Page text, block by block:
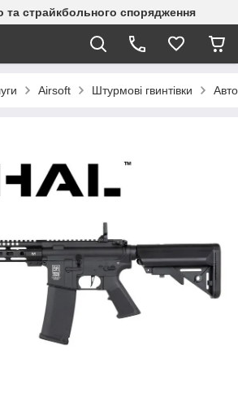
та страйкбольного спорядження
Airsoft Штурмові гвинтівки